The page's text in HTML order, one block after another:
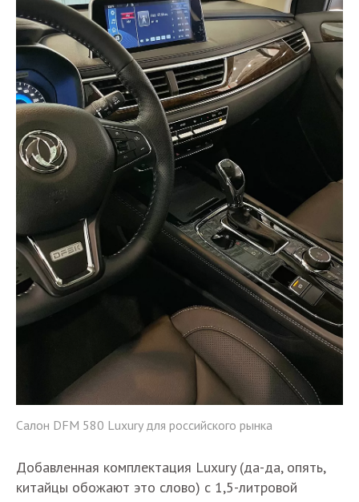
Салон DFM 580 Luxury для российского рынка
Добавленная комплектация Luxury (да-да, опять,
китайцы обожают это слово) с 1,5-литровой